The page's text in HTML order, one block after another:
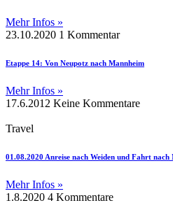
Mehr Infos »
23.10.2020 1 Kommentar
Etappe 14: Von Neupotz nach Mannheim
Mehr Infos »
17.6.2012 Keine Kommentare
Travel
01.08.2020 Anreise nach Weiden und Fahrt
Mehr Infos »
1.8.2020 4 Kommentare